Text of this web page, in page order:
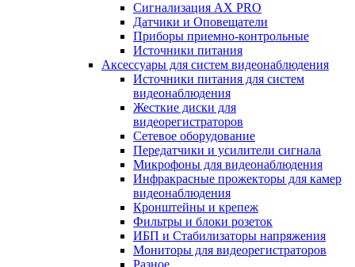
Сигнализация AX PRO
Датчики и Оповещатели
Приборы приемно-контрольные
Источники питания
Аксессуары для систем видеонаблюдения
Источники питания для систем
видеонаблюдения
Жесткие диски для
видеорегистраторов
Сетевое оборудование
Передатчики и усилители сигнала
Микрофоны для видеонаблюдения
Инфракрасные прожекторы для камер
видеонаблюдения
Кронштейны и крепеж
Фильтры и блоки розеток
ИБП и Стабилизаторы напряжения
Мониторы для видеорегистраторов